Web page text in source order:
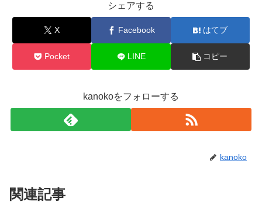
シェアする
X Facebook はてブ
Pocket LINE コピー
kanokoをフォローする
kanoko
関連記事